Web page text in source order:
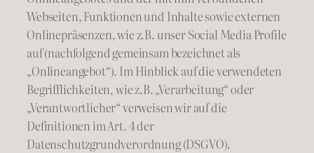
Webseiten, Funktionen und Inhalte sowie externen
Onlinepräsenzen, wie z.B. unser Social Media Profile
auf (nachfolgend gemeinsam bezeichnet als
„Onlineangebot“). Im Hinblick auf die verwendeten
Begrifflichkeiten, wie z.B. „Verarbeitung“ oder
„Verantwortlicher“ verweisen wir auf die
Definitionen im Art. 4 der
Datenschutzgrundverordnung (DSGVO).